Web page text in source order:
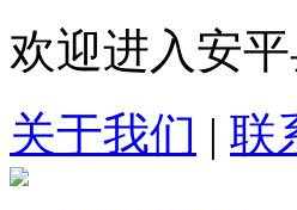
欢迎进入安
关于我们 | 联